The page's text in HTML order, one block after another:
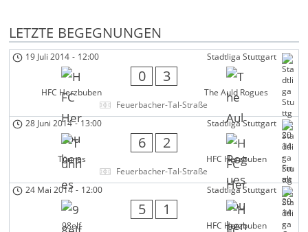
LETZTE BEGEGNUNGEN
Stadtliga Stuttgart
19 Juli 2014 - 12:00
HFC Herzbuben
0 3
The Auld Rogues
Feuerbacher-Tal-Straße
Stadtliga Stuttgart
28 Juni 2014 - 13:00
Tünnes
6 2
HFC Herzbuben
Feuerbacher-Tal-Straße
Stadtliga Stuttgart
24 Mai 2014 - 12:00
98elf
5 1
HFC Herzbuben